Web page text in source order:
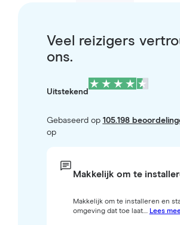
Veel reizigers
ons.
Uitstekend
Gebaseerd op 105.198
op
Makkelijk om te
Makkelijk om te installeren en
omgeving dat toe laat.... Lees